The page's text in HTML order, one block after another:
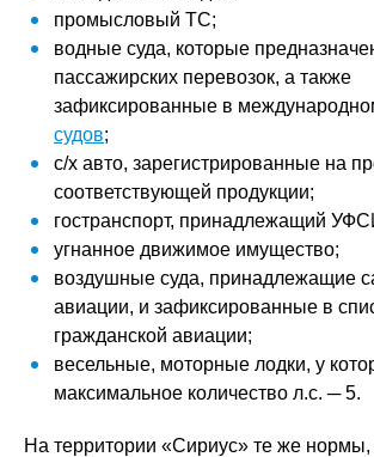
промысловый ТС;
водные суда, которые
пассажирских перевозок, а также
зафиксированные в
судов;
с/х авто, зарегистрированные на
соответствующей продукции;
гостранспорт, принадлежащий
угнанное движимое имущество;
воздушные суда, принадлежащие
авиации, и зафиксированные в
гражданской авиации;
весельные, моторные лодки, у
максимальное количество л.с. ─ 5.
На территории «Сириус» те же нормы,